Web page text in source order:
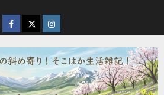
facebook
X Instagram